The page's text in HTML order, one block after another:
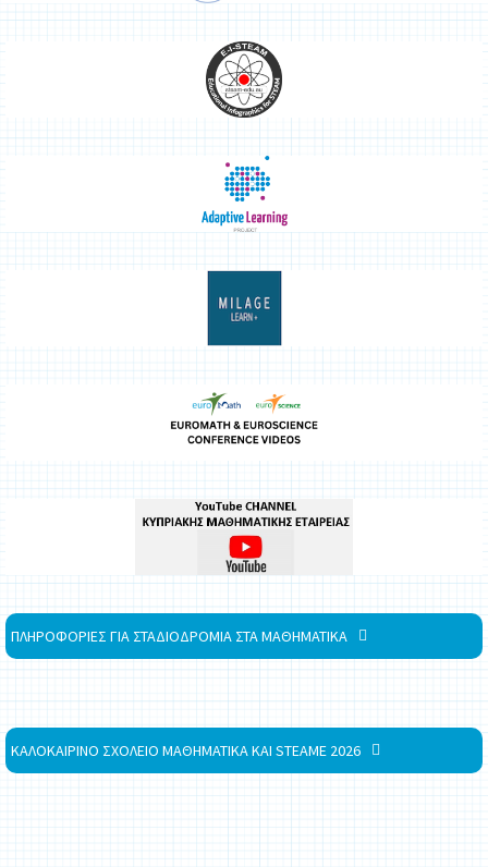
ΠΛΗΡΟΦΟΡΙΕΣ ΓΙΑ ΣΤΑΔΙΟΔΡΟΜΙΑ ΣΤΑ ΜΑΘΗΜΑΤΙΚΑ
ΚΑΛΟΚΑΙΡΙΝΟ ΣΧΟΛΕΙΟ ΜΑΘΗΜΑΤΙΚΑ ΚΑΙ STEAME 2026